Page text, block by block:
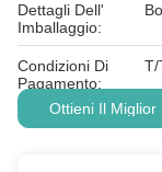
Dettagli Dell'
Imballaggio:
Condizioni Di
Pagamento:
T/
Ottieni Il Miglior